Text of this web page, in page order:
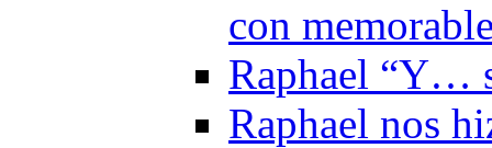
con
Raphael “Y…
Raphael nos